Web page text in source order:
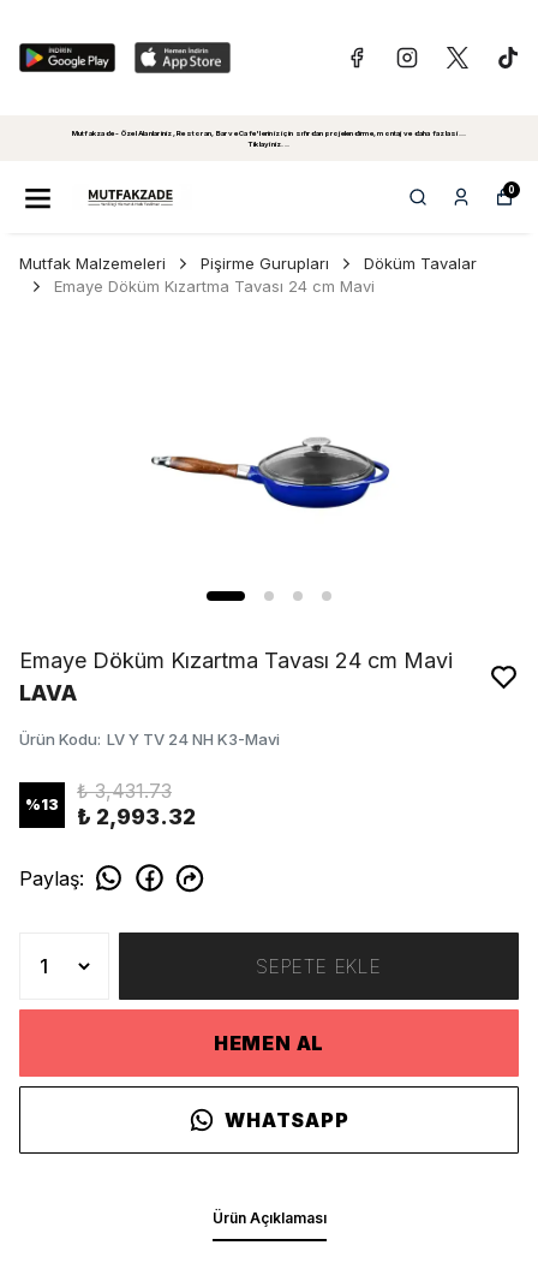
Mutfakzade - Özel Alanlariniz, Restoran, Bar ve Cafe'leriniz için sıfırdan projelendirme, montaj ve daha fazlasi...
Tiklayiniz...
0
Mutfak Malzemeleri Pişirme Gurupları
Döküm Tavalar
Emaye Döküm Kızartma Tavası 24 cm Mavi
Emaye Döküm Kızartma Tavası 24 cm Mavi
LAVA
Ürün Kodu: LV Y TV 24 NH K3-Mavi
%13
₺ 3,431.73
₺ 2,993.32
Paylaş:
SEPETE EKLE
HEMEN AL
WHATSAPP
Ürün Açıklaması